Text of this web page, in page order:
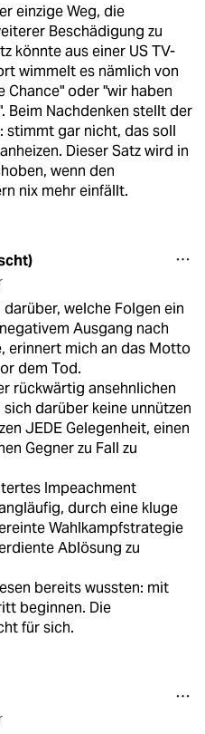
einzige Weg, die
Beschädigung zu
könnte aus einer US TV-
wimmelt es nämlich von
Chance" oder "wir haben
Beim Nachdenken stellt der
stimmt gar nicht, das soll
Dieser Satz wird in
wenn den
nix mehr einfällt.
welche Folgen ein
Ausgang nach
erinnert mich an das Motto
dem Tod.
rückwärtig ansehnlichen
darüber keine unnützen
JEDE Gelegenheit, einen
Gegner zu Fall zu
Impeachment
durch eine kluge
Wahlkampfstrategie
Ablösung zu
bereits wussten: mit
beginnen. Die
für sich.